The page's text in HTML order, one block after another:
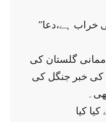
’’پتہ نہیں بیٹا،سنا ہے کافی خراب ہے،دعا
ممانی گلستان کی
کی خبر جنگل کی
کیا